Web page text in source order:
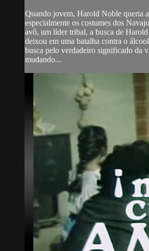
Quando jovem, Harold Noble queria
especialmente os costumes dos
avô, um líder tribal, a busca de
deixou em uma batalha contra o
busca pelo verdadeiro significado da
mudando...